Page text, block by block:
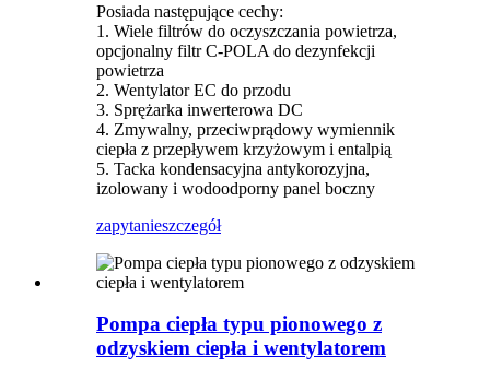
Posiada następujące cechy:
1. Wiele filtrów do oczyszczania powietrza,
opcjonalny filtr C-POLA do dezynfekcji
powietrza
2. Wentylator EC do przodu
3. Sprężarka inwerterowa DC
4. Zmywalny, przeciwprądowy wymiennik
ciepła z przepływem krzyżowym i entalpią
5. Tacka kondensacyjna antykorozyjna,
izolowany i wodoodporny panel boczny
zapytanieszczegół
Pompa ciepła typu pionowego z
odzyskiem ciepła i wentylatorem